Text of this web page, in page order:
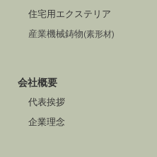
住宅用エクステリア
産業機械鋳物(素形材)
会社概要
代表挨拶
企業理念